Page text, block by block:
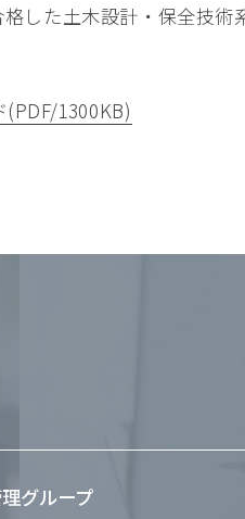
した土木設計・保全技
1300KB)
グループ